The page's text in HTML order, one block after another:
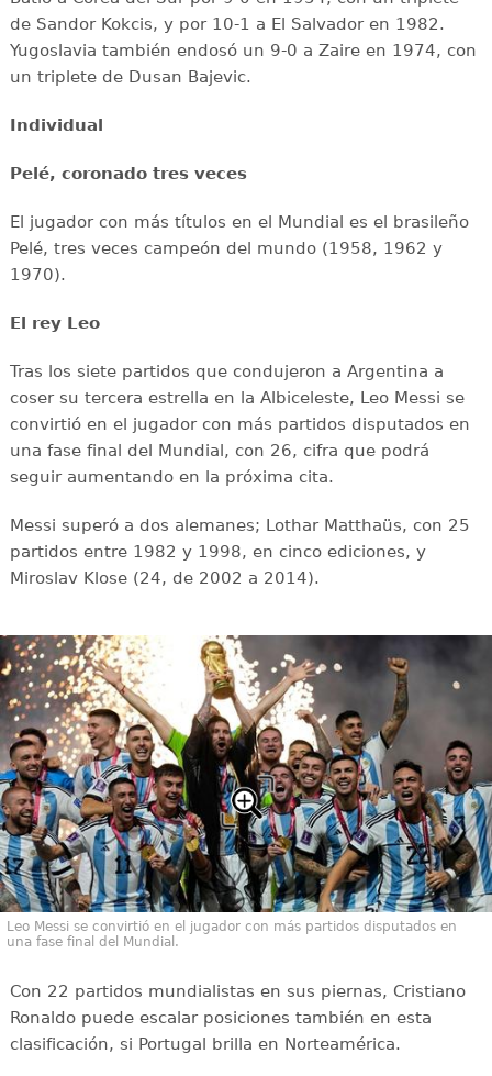
de Sandor Kokcis, y por 10-1 a El Salvador en 1982.
Yugoslavia también endosó un 9-0 a Zaire en 1974, con
un triplete de Dusan Bajevic.
Individual
Pelé, coronado tres veces
El jugador con más títulos en el Mundial es el brasileño
Pelé, tres veces campeón del mundo (1958, 1962 y
1970).
El rey Leo
Tras los siete partidos que condujeron a Argentina a
coser su tercera estrella en la Albiceleste, Leo Messi se
convirtió en el jugador con más partidos disputados en
una fase final del Mundial, con 26, cifra que podrá
seguir aumentando en la próxima cita.
Messi superó a dos alemanes; Lothar Matthaüs, con 25
partidos entre 1982 y 1998, en cinco ediciones, y
Miroslav Klose (24, de 2002 a 2014).
Leo Messi se convirtió en el jugador con más partidos disputados en
una fase final del Mundial.
Con 22 partidos mundialistas en sus piernas, Cristiano
Ronaldo puede escalar posiciones también en esta
clasificación, si Portugal brilla en Norteamérica.